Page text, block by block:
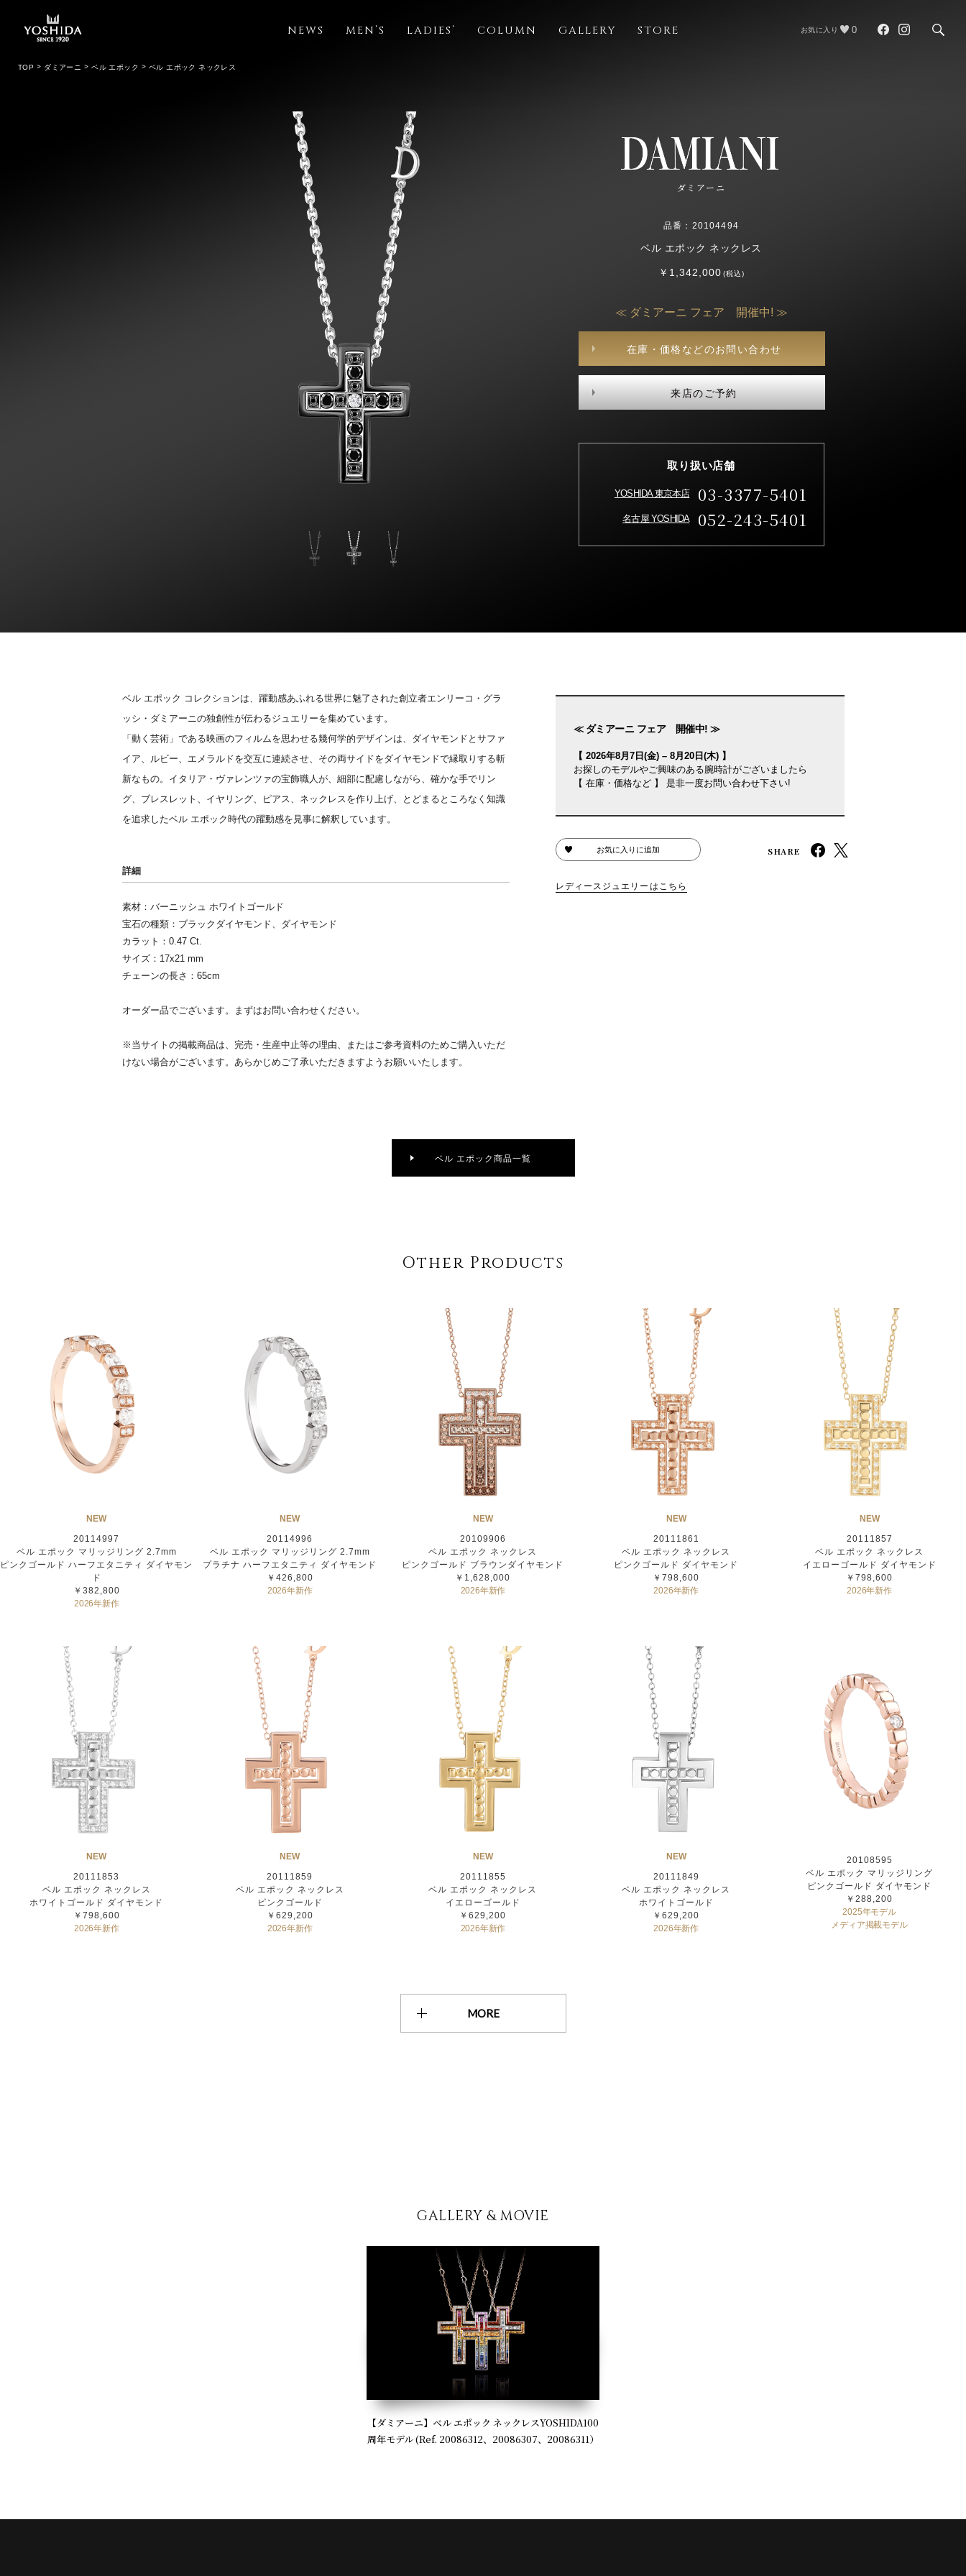
NEWS MEN’S LADIES’ COLUMN GALLERY STORE お気に入り 0
ダミアーニ
品番：20104494
ベル エポック ネックレス
￥1,342,000(税込)
≪ ダミアーニ フェア 開催中! ≫
在庫・価格などのお問い合わせ
来店のご予約
取り扱い店舗
YOSHIDA 東京本店 03-3377-5401
名古屋 YOSHIDA 052-243-5401
TOP ダミアーニ ベル エポック ベル エポック ネックレス
ベル エポック コレクションは、躍動感あふれる世界に魅了された創立者エンリーコ・グラ
ッシ・ダミアーニの独創性が伝わるジュエリーを集めています。
「動く芸術」である映画のフィルムを思わせる幾何学的デザインは、ダイヤモンドとサファ
イア、ルビー、エメラルドを交互に連続させ、その両サイドをダイヤモンドで縁取りする斬
新なもの。イタリア・ヴァレンツァの宝飾職人が、細部に配慮しながら、確かな手でリン
グ、ブレスレット、イヤリング、ピアス、ネックレスを作り上げ、とどまるところなく知識
を追求したベル エポック時代の躍動感を見事に解釈しています。
詳細
素材：バーニッシュ ホワイトゴールド
宝石の種類：ブラックダイヤモンド、ダイヤモンド
カラット：0.47 Ct.
サイズ：17x21 mm
チェーンの長さ：65cm
オーダー品でございます。まずはお問い合わせください。
※当サイトの掲載商品は、完売・生産中止等の理由、またはご参考資料のためご購入いただ
けない場合がございます。あらかじめご了承いただきますようお願いいたします。
≪ ダミアーニ フェア 開催中! ≫
【 2026年8月7日(金) – 8月20日(木) 】
お探しのモデルやご興味のある腕時計がございましたら
【 在庫・価格など 】 是非一度お問い合わせ下さい!
お気に入りに追加 SHARE
レディースジュエリーはこちら
ベル エポック商品一覧
Other Products
NEW
20114997
ベル エポック マリッジリング 2.7mm
ピンクゴールド ハーフエタニティ ダイヤモン
ド
￥382,800
2026年新作
NEW
20114996
ベル エポック マリッジリング 2.7mm
プラチナ ハーフエタニティ ダイヤモンド
￥426,800
2026年新作
NEW
20109906
ベル エポック ネックレス
ピンクゴールド ブラウンダイヤモンド
￥1,628,000
2026年新作
NEW
20111861
ベル エポック ネックレス
ピンクゴールド ダイヤモンド
￥798,600
2026年新作
NEW
20111857
ベル エポック ネックレス
イエローゴールド ダイヤモンド
￥798,600
2026年新作
NEW
20111853
ベル エポック ネックレス
ホワイトゴールド ダイヤモンド
￥798,600
2026年新作
NEW
20111859
ベル エポック ネックレス
ピンクゴールド
￥629,200
2026年新作
NEW
20111855
ベル エポック ネックレス
イエローゴールド
￥629,200
2026年新作
NEW
20111849
ベル エポック ネックレス
ホワイトゴールド
￥629,200
2026年新作
20108595
ベル エポック マリッジリング
ピンクゴールド ダイヤモンド
￥288,200
2025年モデル
メディア掲載モデル
MORE
GALLERY & MOVIE
【ダミアーニ】ベル エポック ネックレスYOSHIDA100
周年モデル (Ref. 20086312、20086307、20086311）